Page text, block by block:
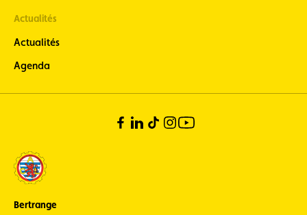
Actualités
Actualités
Agenda
Bertrange